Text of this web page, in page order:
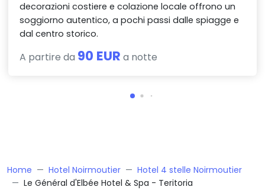
decorazioni costiere e colazione locale offrono un
soggiorno autentico, a pochi passi dalle spiagge e
dal centro storico.
A partire da 90 EUR a notte
Home Hotel Noirmoutier
Hotel 4 stelle Noirmoutier
Le Général d'Elbée Hotel & Spa - Teritoria